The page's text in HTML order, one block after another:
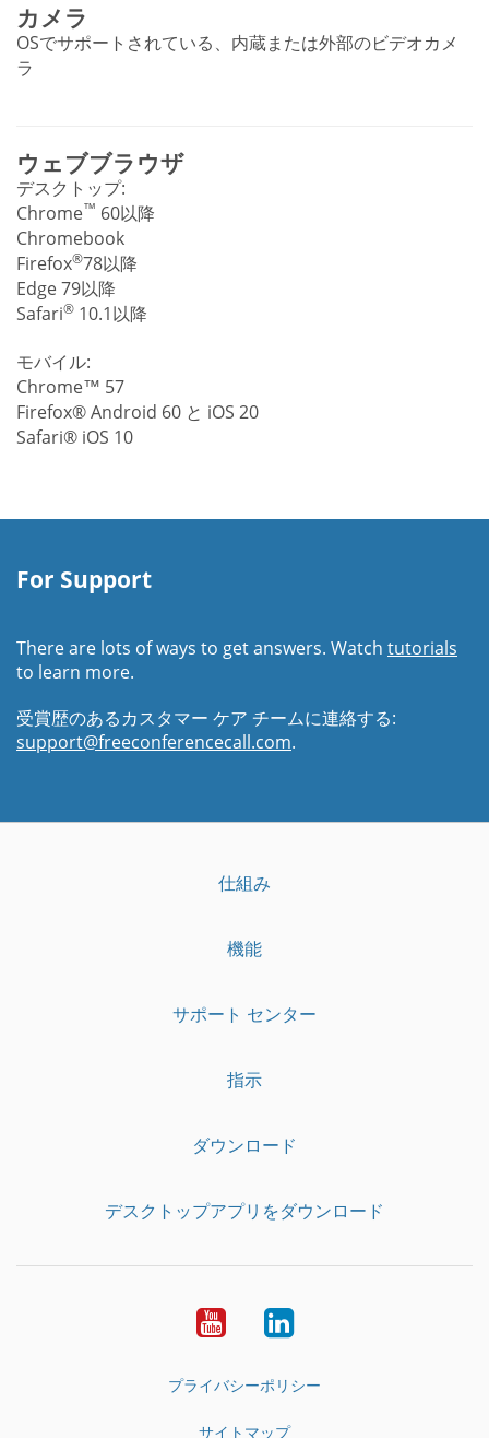
カメラ
OSでサポートされている、内蔵または外部のビデオカメ
ラ
ウェブブラウザ
デスクトップ:
Chrome™ 60以降
Chromebook
Firefox®78以降
Edge 79以降
Safari® 10.1以降
モバイル:
Chrome™ 57
Firefox® Android 60 と iOS 20
Safari® iOS 10
For Support
There are lots of ways to get answers. Watch tutorials
to learn more.
受賞歴のあるカスタマー ケア チームに連絡する:
support@freeconferencecall.com.
仕組み
機能
サポート センター
指示
ダウンロード
デスクトップアプリをダウンロード
YouTubeLinkedIn
プライバシーポリシー
サイトマップ